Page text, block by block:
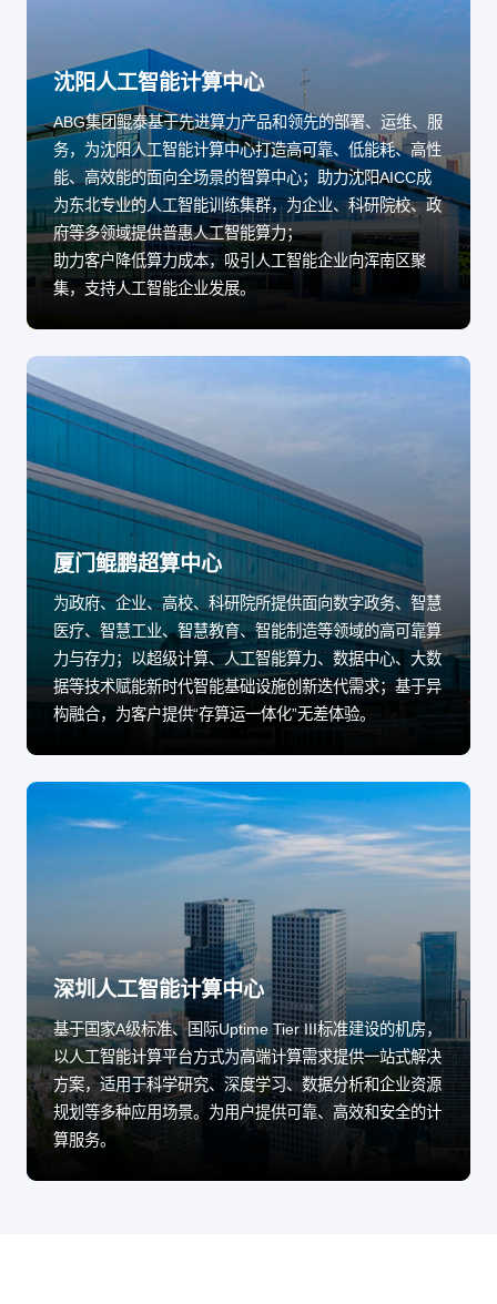
沈阳人工智能计算中心
ABG集团鲲泰基于先进算力产品和领先的部署、运维、服
务，为沈阳人工智能计算中心打造高可靠、低能耗、高性
能、高效能的面向全场景的智算中心；助力沈阳AICC成
为东北专业的人工智能训练集群，为企业、科研院校、政
府等多领域提供普惠人工智能算力；
助力客户降低算力成本，吸引人工智能企业向浑南区聚
集，支持人工智能企业发展。
厦门鲲鹏超算中心
为政府、企业、高校、科研院所提供面向数字政务、智慧
医疗、智慧工业、智慧教育、智能制造等领域的高可靠算
力与存力；以超级计算、人工智能算力、数据中心、大数
据等技术赋能新时代智能基础设施创新迭代需求；基于异
构融合，为客户提供“存算运一体化”无差体验。
深圳人工智能计算中心
基于国家A级标准、国际Uptime Tier III标准建设的机房，
以人工智能计算平台方式为高端计算需求提供一站式解决
方案，适用于科学研究、深度学习、数据分析和企业资源
规划等多种应用场景。为用户提供可靠、高效和安全的计
算服务。